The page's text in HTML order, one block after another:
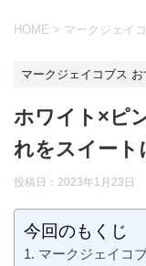
HOME > マークジェイ
マークジェイコブス
ホワイト×ピ
れをスイート
投稿日： 2023年1月23日
今回のもくじ
マークジェイコ